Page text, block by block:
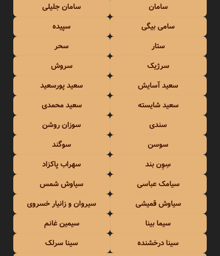
سامان
سامان جلیلی
سامی بیگی
سپیده
ستار
سحر
سرژیک
سروش
سعید آسایش
سعید پورسعید
سعید شایسته
سعید محمدی
سندی
سوزان روشن
سوسن
سوگند
سِوِن بند
سهراب پاکزاد
سیامک عباسی
سیاوش شمس
سیاوش قمیشی
سیروان و زانیار خسروی
سیما بینا
سیمین غانم
سینا درخشنده
سینا سرلک